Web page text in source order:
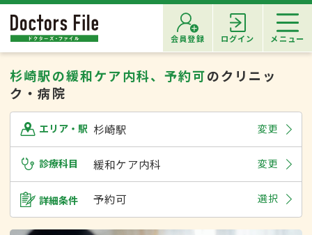
会員登録 ログイン メニュー
杉崎駅の緩和ケア内科、予約可のクリニッ
ク・病院
エリア・駅 杉崎駅 変更
診療科目 緩和ケア内科 変更
詳細条件 予約可 選択